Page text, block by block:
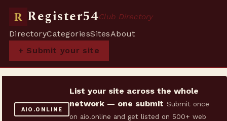
R Register54Club Directory
DirectoryCategoriesSitesAbout
+ Submit your site
AIO.ONLINE
List your site across the whole
network — one submit Submit once
on aio.online and get listed on 500+ web